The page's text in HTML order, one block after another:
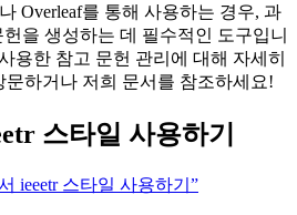
Overleaf를 통해 사용하는 경우, 과
을 생성하는 데 필수적인 도구입니
용한 참고 문헌 관리에 대해 자세히
문하거나 저희 문서를 참조하세요!
스타일 사용하기
ieeetr 스타일 사용하기”